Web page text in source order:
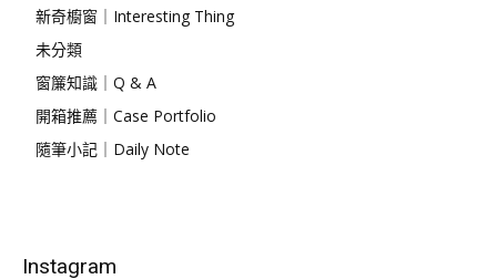
新奇櫥窗｜Interesting Thing
未分類
窗簾知識｜Q & A
開箱推薦｜Case Portfolio
隨筆小記｜Daily Note
Instagram